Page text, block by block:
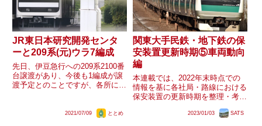
JR東日本研究開発センタ
ーと209系(元)ウラ7編成
先日、伊豆急行への209系2100番
台譲渡があり、今後も1編成が譲
渡予定とのことですが、各所には
JR東日本研究開発センターの209
2021/07/09 ととめ
関東大手民鉄・地下鉄の保
安装置更新時期⑤車両動向
編
本連載では、2022年末時点での
情報を基に各社局・路線における
保安装置の更新時期を整理・考察
向の関係を整理します。
2023/01/03 SATS